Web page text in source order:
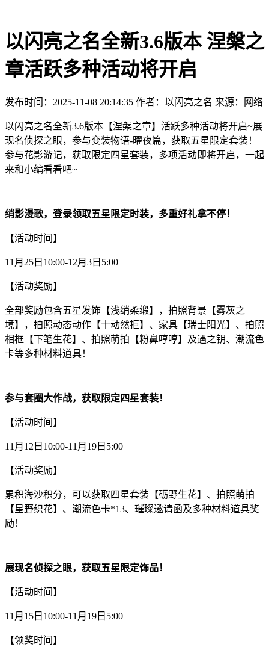
以闪亮之名全新3.6版本 涅槃之
章活跃多种活动将开启
发布时间：2025-11-08 20:14:35 作者：以闪亮之名 来源：网络
以闪亮之名全新3.6版本【涅槃之章】活跃多种活动将开启~展
现名侦探之眼，参与变装物语-曜夜篇，获取五星限定套装！
参与花影游记，获取限定四星套装，多项活动即将开启，一起
来和小编看看吧~
绡影漫歌，登录领取五星限定时装，多重好礼拿不停！
【活动时间】
11月25日10:00-12月3日5:00
【活动奖励】
全部奖励包含五星发饰【浅绡柔缎】，拍照背景【雾灰之
境】，拍照动态动作【十动然拒】、家具【瑞士阳光】、拍照
相框【下笔生花】、拍照萌拍【粉鼻哼哼】及遇之钥、潮流色
卡等多种材料道具！
参与套圈大作战，获取限定四星套装！
【活动时间】
11月12日10:00-11月19日5:00
【活动奖励】
累积海沙积分，可以获取四星套装【砺野生花】、拍照萌拍
【星野织花】、潮流色卡*13、璀璨邀请函及多种材料道具奖
励！
展现名侦探之眼，获取五星限定饰品！
【活动时间】
11月15日10:00-11月19日5:00
【领奖时间】